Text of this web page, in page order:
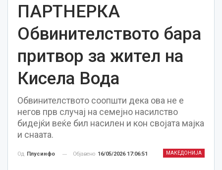
ПАРТНЕРКА
Обвинителството бара
притвор за жител на
Кисела Вода
Обвинителството соопшти дека ова не е
негов прв случај на семејно насилство
бидејќи веќе бил насилен и кон својата мајка
и снаата.
МАКЕДОНИЈА
Од Плусинфо Објавено 16/05/2026 17:06:51